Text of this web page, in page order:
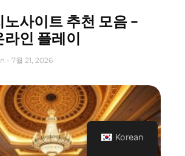
사이트 추천 모음 –
라인 플레이
7월 21, 2026
Korean